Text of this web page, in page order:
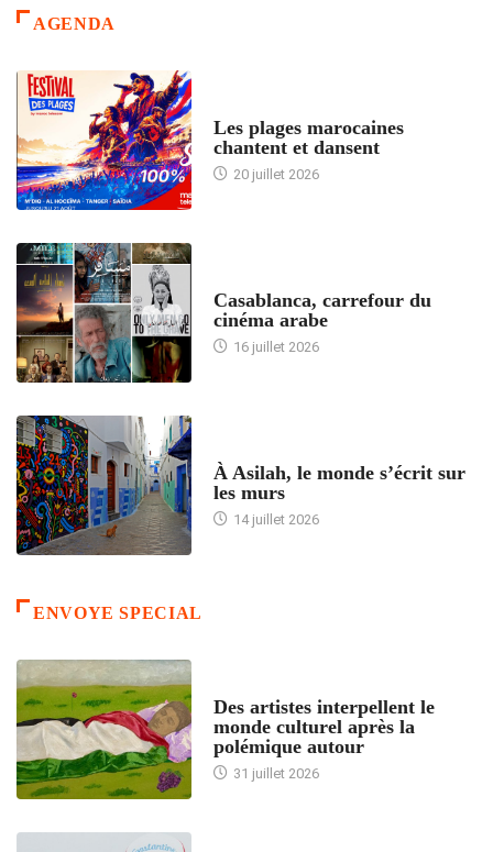
AGENDA
Les plages marocaines
chantent et dansent
20 juillet 2026
Casablanca, carrefour du
cinéma arabe
16 juillet 2026
À Asilah, le monde s’écrit sur
les murs
14 juillet 2026
ENVOYE SPECIAL
Des artistes interpellent le
monde culturel après la
polémique autour
31 juillet 2026